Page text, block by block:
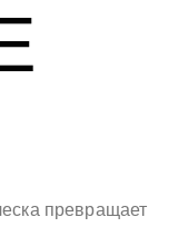
превращает